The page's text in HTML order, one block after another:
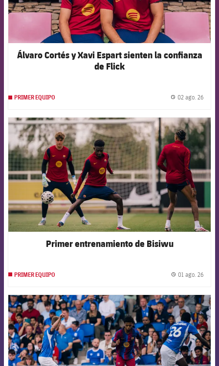
Álvaro Cortés y Xavi Espart sienten la confianza
de Flick
PRIMER EQUIPO 02 ago. 26
FCB Barcelona badge
Primer entrenamiento de Bisiwu
PRIMER EQUIPO 01 ago. 26
FCB Barcelona badge